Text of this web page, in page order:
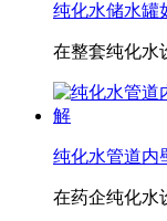
纯化水储水罐
在整套纯化水
纯化水管道内
在药企纯化水